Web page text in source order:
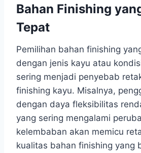
Bahan Finishing
Tepat
Pemilihan bahan finishing
dengan jenis kayu atau
sering menjadi penyebab
finishing kayu. Misalnya,
dengan daya fleksibilitas
yang sering mengalami
kelembaban akan memicu
kualitas bahan finishing yang